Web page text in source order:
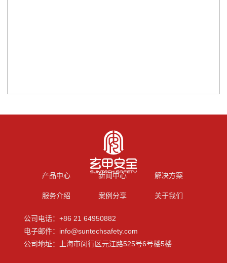
产品中心 新闻中心 解决方案
服务介绍 案例分享 关于我们
公司电话：+86 21 64950882
电子邮件：info@suntechsafety.com
公司地址：上海市闵行区元江路525号6号楼5楼